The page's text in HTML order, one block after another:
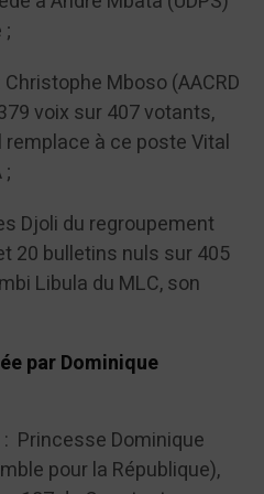
;
Mboso (AACRD
voix sur 407 votants,
à ce poste Vital
;
Djoli du regroupement
20 bulletins nuls sur 405
Libula du MLC, son
par Dominique
Princesse Dominique
pour la République),